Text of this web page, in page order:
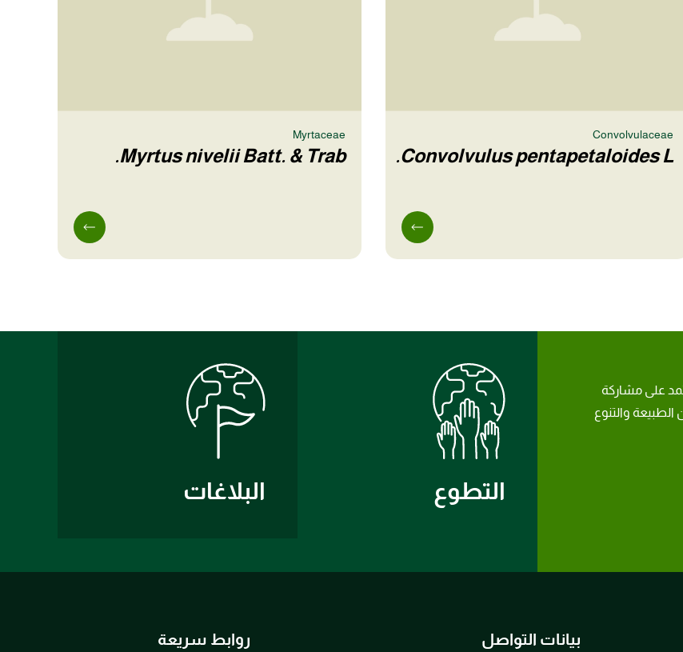
Convolvulaceae
Convolvulus pentapetaloides L.
Myrtaceae
Myrtus nivelii Batt. & Trab.
على مشاركة
والتنوع
التطوع البلاغات
بيانات التواصل روابط سريعة